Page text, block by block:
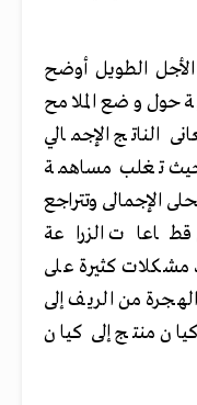
الأجل الطويل أوضح
حول وضع الملامح
الناتج الإجمالي
حيث تغلب مساهمة
الإجمالى وتتراجع
قطاعات الزراعة
مشكلات كثيرة على
من الريف إلى
منتج إلى كيان